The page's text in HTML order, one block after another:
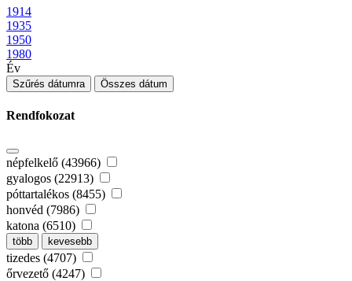
1914
1935
1950
1980
Év
Szűrés dátumra Összes dátum
Rendfokozat
népfelkelő (43966)
gyalogos (22913)
póttartalékos (8455)
honvéd (7986)
katona (6510)
több kevesebb
tizedes (4707)
őrvezető (4247)